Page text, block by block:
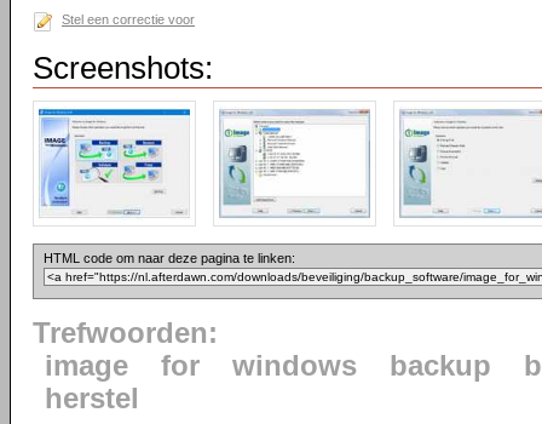
Stel een correctie voor
Screenshots:
HTML code om naar deze pagina te linken:
Trefwoorden:
image
for windows backup
herstel